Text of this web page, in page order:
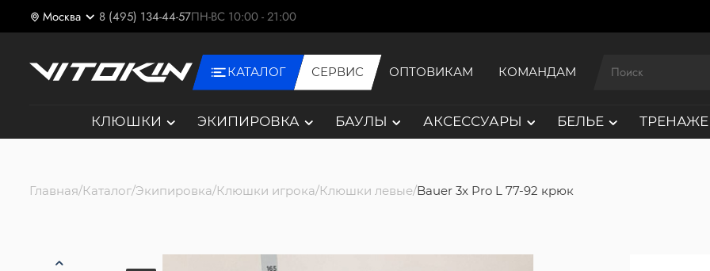
Москва 8 (495) 134-44-57ПН-ВС 10:00 - 21:00
КАТАЛОГ СЕРВИС ОПТОВИКАМ КОМАНДАМ
КЛЮШКИ ЭКИПИРОВКА БАУЛЫ АКСЕССУАРЫ БЕЛЬЕ
Главная Каталог Экипировка Клюшки игрока Клюшки левые Bauer 3x Pro L 77-92 крюк